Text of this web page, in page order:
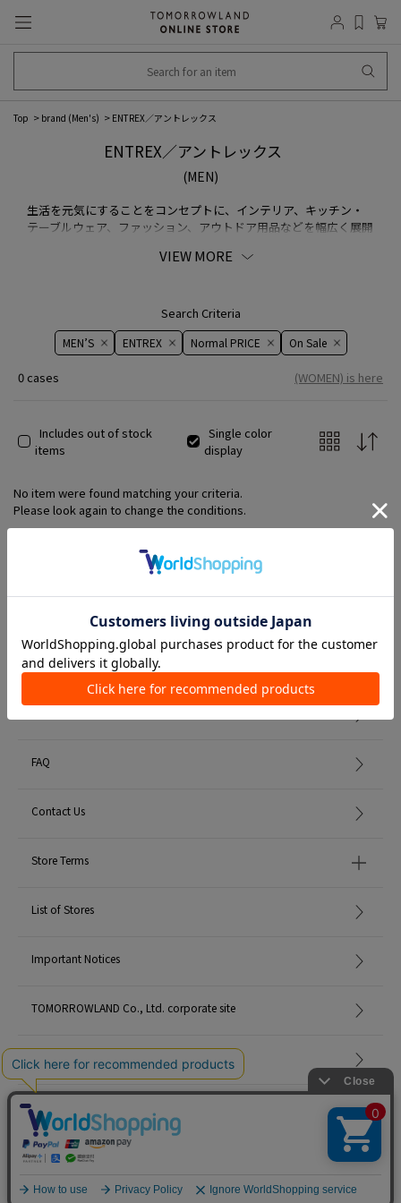
Top brand (Men's) ENTREX／アントレックス
ENTREX／アントレックス
(MEN)
生活を元気にすることをコンセプトに、インテリア、キッチン・
テーブルウェア、ファッション、アウトドア用品などを幅広く展開
VIEW MORE
Search Criteria
MEN’S ENTREX Normal PRICE On ​​Sale​​
0 cases (WOMEN) is here
Includes out of stock
items
Single color
display
No item were found matching your criteria.
Please look again to change the conditions.
Member Services
FAQ
Contact Us
Store Terms
List of Stores
Important Notices
TOMORROWLAND Co., Ltd. corporate site
Careers
Site Map
English